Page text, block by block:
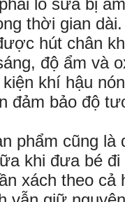
lo sữa bị
thời gian dài.
hút chân
độ ẩm và
khí hậu
đảm bảo độ
phẩm cũng
khi đưa bé
xách theo cả